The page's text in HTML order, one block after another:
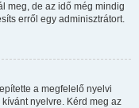
meg, de az idő még mindig
erről egy adminisztrátort.
a megfelelő nyelvi
nyelvre. Kérd meg az